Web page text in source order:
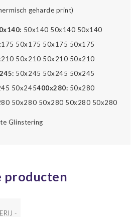
geharde print)
50x140 50x140 50x140
50x175 50x175 50x175
50x210 50x210 50x210
50x245 50x245 50x245
50x245400x280: 50x280
50x280 50x280 50x280 50x280
Glinstering
producten
-